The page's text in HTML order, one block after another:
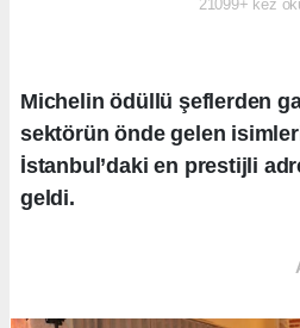
21099+ kez
Michelin ödüllü şeflerden
sektörün önde gelen
İstanbul’daki en prestijli
geldi.